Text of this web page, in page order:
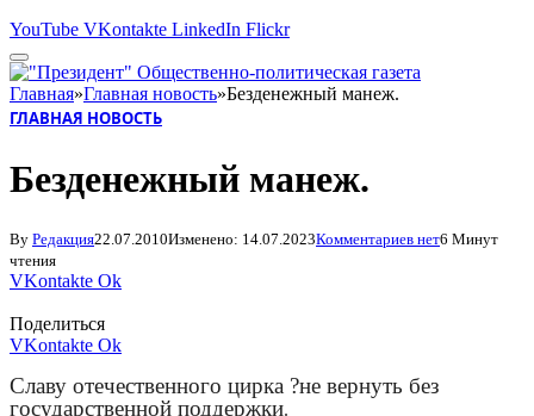
YouTube VKontakte LinkedIn Flickr
Главная»Главная новость»Безденежный манеж.
ГЛАВНАЯ НОВОСТЬ
Безденежный манеж.
By Редакция22.07.2010Изменено: 14.07.2023Комментариев нет6 Минут
чтения
VKontakte Ok
Поделиться
VKontakte Ok
Славу отечественного цирка ?не вернуть без
государственной поддержки.